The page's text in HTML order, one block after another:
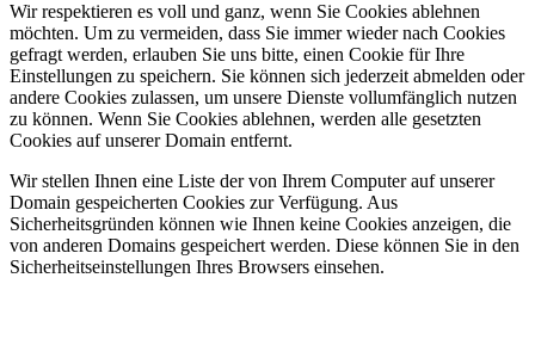
Wir respektieren es voll und ganz, wenn Sie Cookies ablehnen
möchten. Um zu vermeiden, dass Sie immer wieder nach Cookies
gefragt werden, erlauben Sie uns bitte, einen Cookie für Ihre
Einstellungen zu speichern. Sie können sich jederzeit abmelden oder
andere Cookies zulassen, um unsere Dienste vollumfänglich nutzen
zu können. Wenn Sie Cookies ablehnen, werden alle gesetzten
Cookies auf unserer Domain entfernt.
Wir stellen Ihnen eine Liste der von Ihrem Computer auf unserer
Domain gespeicherten Cookies zur Verfügung. Aus
Sicherheitsgründen können wie Ihnen keine Cookies anzeigen, die
von anderen Domains gespeichert werden. Diese können Sie in den
Sicherheitseinstellungen Ihres Browsers einsehen.